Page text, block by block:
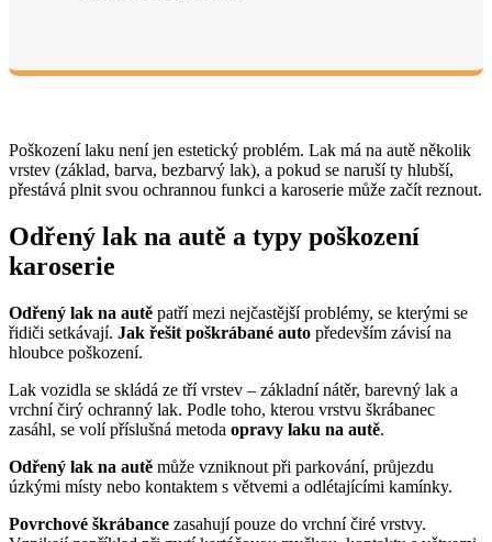
Poškození laku není jen estetický problém. Lak má na autě několik
vrstev (základ, barva, bezbarvý lak), a pokud se naruší ty hlubší,
přestává plnit svou ochrannou funkci a karoserie může začít reznout.
Odřený lak na autě a typy poškození
karoserie
Odřený lak na autě patří mezi nejčastější problémy, se kterými se
řidiči setkávají. Jak řešit poškrábané auto především závisí na
hloubce poškození.
Lak vozidla se skládá ze tří vrstev – základní nátěr, barevný lak a
vrchní čirý ochranný lak. Podle toho, kterou vrstvu škrábanec
zasáhl, se volí příslušná metoda opravy laku na autě.
Odřený lak na autě může vzniknout při parkování, průjezdu
úzkými místy nebo kontaktem s větvemi a odlétajícími kamínky.
Povrchové škrábance zasahují pouze do vrchní čiré vrstvy.